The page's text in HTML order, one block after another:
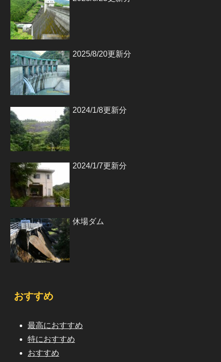
2025/8/20更新分
2024/1/8更新分
2024/1/7更新分
休場ダム
おすすめ
最高におすすめ
特におすすめ
おすすめ